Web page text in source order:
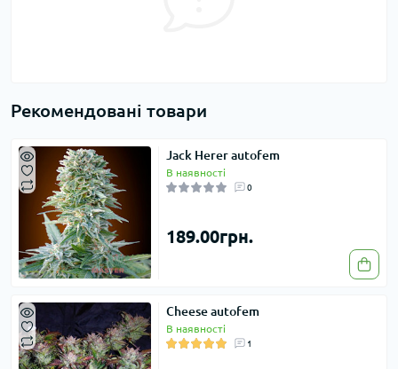
Рекомендовані товари
Jack Herer autofem
В наявності
0
189.00грн.
Cheese autofem
В наявності
1